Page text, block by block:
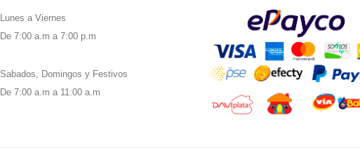
Lunes a Viernes
De 7:00 a.m a 7:00 p.m
Sabados, Domingos y Festivos
De 7:00 a.m a 11:00 a.m